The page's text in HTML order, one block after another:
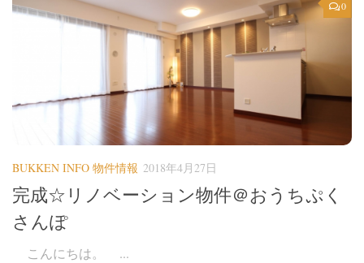
0
BUKKEN INFO 物件情報 2018年4月27日
完成☆リノベーション物件＠おうちぷく
さんぽ
こんにちは。 ...